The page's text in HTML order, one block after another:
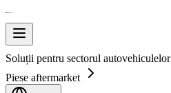
Soluții pentru sectorul autovehiculelor
Piese aftermarket